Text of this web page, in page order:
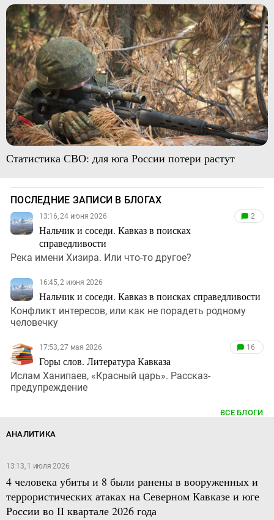
Статистика СВО: для юга России потери растут
ПОСЛЕДНИЕ ЗАПИСИ В БЛОГАХ
13:16, 24 июня 2026
Нальчик и соседи. Кавказ в поисках
справедливости
2
Река имени Хизира. Или что-то другое?
16:45, 2 июня 2026
Нальчик и соседи. Кавказ в поисках справедливости
Конфликт интересов, или как не порадеть родному
человечку
17:53, 27 мая 2026
Горы слов. Литература Кавказа
16
Ислам Ханипаев, «Красный царь». Рассказ-
предупреждение
ВСЕ БЛОГИ
АНАЛИТИКА
13:13, 1 июля 2026
4 человека убиты и 8 были ранены в вооруженных и
террористических атаках на Северном Кавказе и юге
России во II квартале 2026 года